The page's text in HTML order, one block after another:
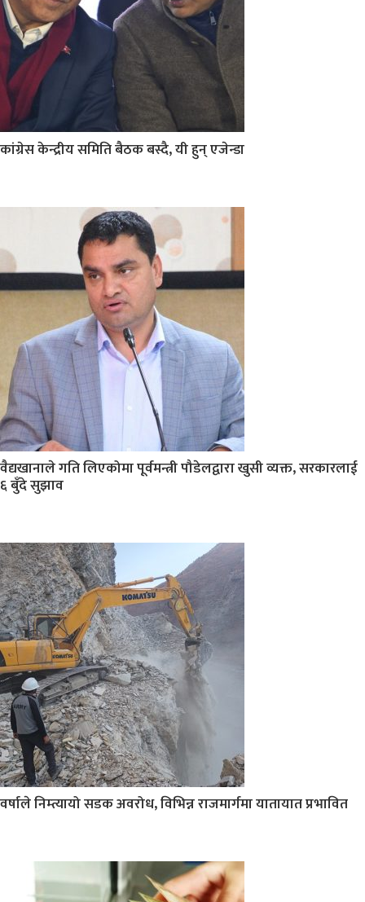
कांग्रेस केन्द्रीय समिति बैठक बस्दै, यी हुन् एजेन्डा
वैद्यखानाले गति लिएकोमा पूर्वमन्त्री पौडेलद्वारा खुसी व्यक्त, सरकारलाई
६ बुँदे सुझाव
वर्षाले निम्त्यायो सडक अवरोध, विभिन्न राजमार्गमा यातायात प्रभावित